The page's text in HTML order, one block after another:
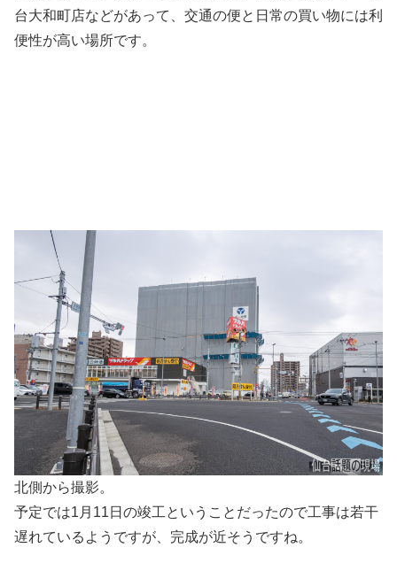
台大和町店などがあって、交通の便と日常の買い物には利
便性が高い場所です。
北側から撮影。
予定では1月11日の竣工ということだったので工事は若干
遅れているようですが、完成が近そうですね。